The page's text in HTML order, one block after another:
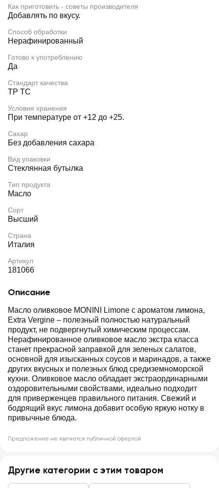
Как приготовить - советы производителя
Добавлять по вкусу.
Способ обработки
Нерафинированный
Готово к употреблению
Да
Стандарт качества
ТР ТС
Условия хранения
При температуре от +12 до +25.
Сахар
Без добавления сахара
Вид упаковки
Стеклянная бутылка
Тип продукта
Масло
Сорт
Высший
Страна
Италия
Артикул
181066
Описание
Масло оливковое MONINI Limone с ароматом лимона,
Extra Vergine – полезный полностью натуральный
продукт, не подвергнутый химическим процессам.
Нерафинированное оливковое масло экстра класса
станет прекрасной заправкой для зеленых салатов,
основной для изысканных соусов и маринадов, а также
других вкусных и полезных блюд средиземноморской
кухни. Оливковое масло обладает экстраординарными
оздоровительными свойствами, идеально подходит
для приверженцев правильного питания. Свежий и
бодрящий вкус лимона добавит особую яркую нотку в
привычные блюда.
Предложение не является публичной офертой
Другие категории с этим товаром